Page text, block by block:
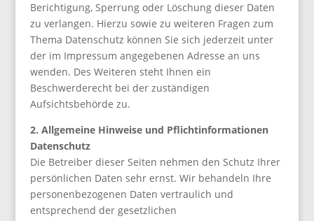
Berichtigung, Sperrung oder Löschung dieser Daten
zu verlangen. Hierzu sowie zu weiteren Fragen zum
Thema Datenschutz können Sie sich jederzeit unter
der im Impressum angegebenen Adresse an uns
wenden. Des Weiteren steht Ihnen ein
Beschwerderecht bei der zuständigen
Aufsichtsbehörde zu.
2. Allgemeine Hinweise und Pflichtinformationen
Datenschutz
Die Betreiber dieser Seiten nehmen den Schutz Ihrer
persönlichen Daten sehr ernst. Wir behandeln Ihre
personenbezogenen Daten vertraulich und
entsprechend der gesetzlichen